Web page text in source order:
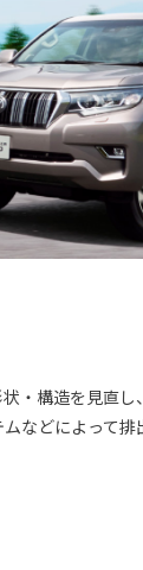
・構造を見直
ムなどによって